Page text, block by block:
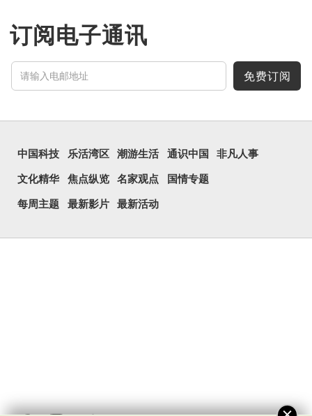
订阅电子通讯
免费订阅
中国科技 乐活湾区 潮游生活 通识中国 非凡人事
文化精华 焦点纵览 名家观点 国情专题
每周主题 最新影片 最新活动